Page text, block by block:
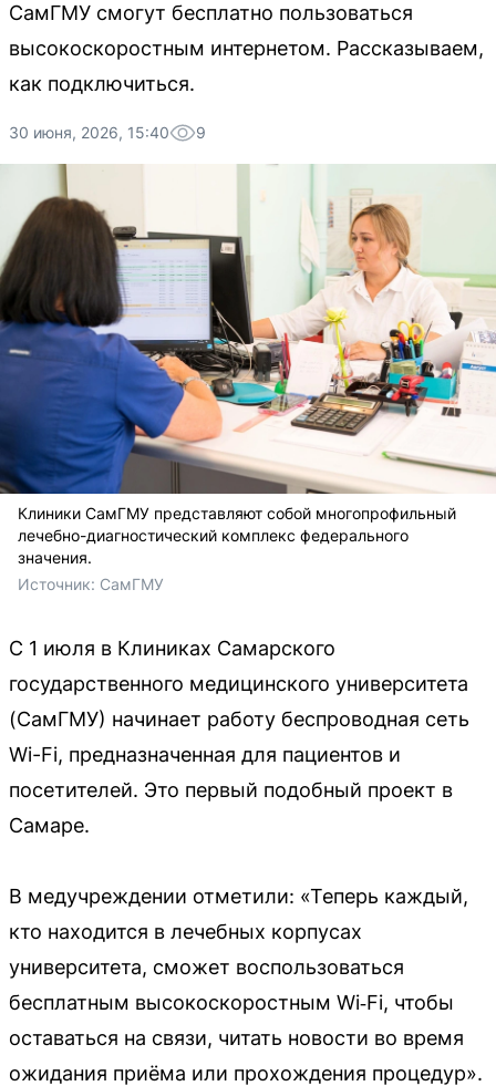
СамГМУ смогут бесплатно пользоваться
высокоскоростным интернетом. Рассказываем,
как подключиться.
30 июня, 2026, 15:40 9
Клиники СамГМУ представляют собой многопрофильный
лечебно-диагностический комплекс федерального
значения.
Источник: СамГМУ
С 1 июля в Клиниках Самарского
государственного медицинского университета
(СамГМУ) начинает работу беспроводная сеть
Wi-Fi, предназначенная для пациентов и
посетителей. Это первый подобный проект в
Самаре.
В медучреждении отметили: «Теперь каждый,
кто находится в лечебных корпусах
университета, сможет воспользоваться
бесплатным высокоскоростным Wi‑Fi, чтобы
оставаться на связи, читать новости во время
ожидания приёма или прохождения процедур».